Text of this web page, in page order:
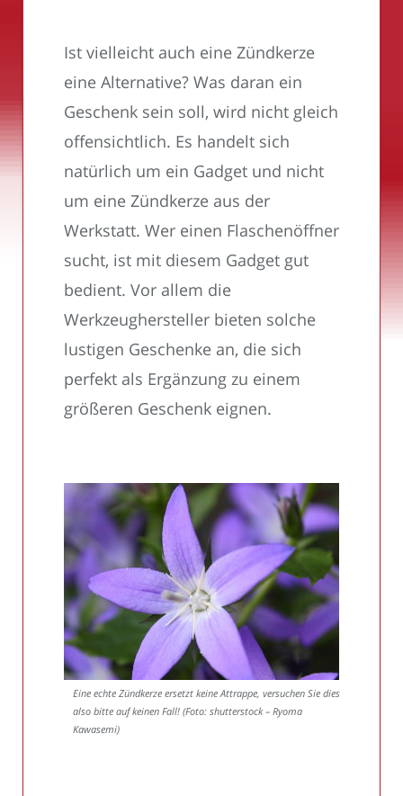
Ist vielleicht auch eine Zündkerze
eine Alternative? Was daran ein
Geschenk sein soll, wird nicht gleich
offensichtlich. Es handelt sich
natürlich um ein Gadget und nicht
um eine Zündkerze aus der
Werkstatt. Wer einen Flaschenöffner
sucht, ist mit diesem Gadget gut
bedient. Vor allem die
Werkzeughersteller bieten solche
lustigen Geschenke an, die sich
perfekt als Ergänzung zu einem
größeren Geschenk eignen.
Eine echte Zündkerze ersetzt keine Attrappe, versuchen Sie dies
also bitte auf keinen Fall! (Foto: shutterstock – Ryoma
Kawasemi)